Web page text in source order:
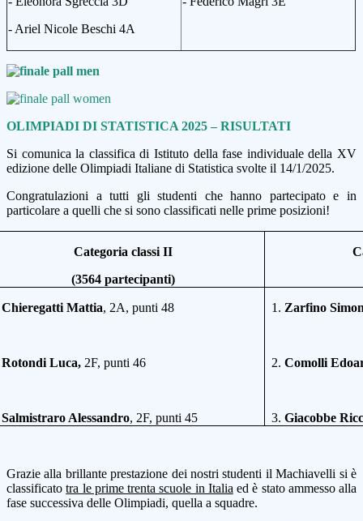
- Ariel Nicole Beschi 4A
OLIMPIADI DI STATISTICA 2025 – RISULTATI
Si comunica la classifica di Istituto della fase individuale della XV
edizione delle Olimpiadi Italiane di Statistica svolte il 14/1/2025.
Congratulazioni a tutti gli studenti che hanno partecipato e in
particolare a quelli che si sono classificati nelle prime posizioni!
Categoria classi II
(3564 partecipanti)
Chieregatti Mattia, 2A, punti 48
Rotondi Luca, 2F, punti 46
Salmistraro Alessandro, 2F, punti 45
1. Zarfino
2. Comolli
3. Giacobbe
Grazie alla brillante prestazione dei nostri studenti il Machiavelli si è
classificatotra le prime trenta scuole in Italia ed è stato ammesso alla
fase successiva delle Olimpiadi, quella a squadre.